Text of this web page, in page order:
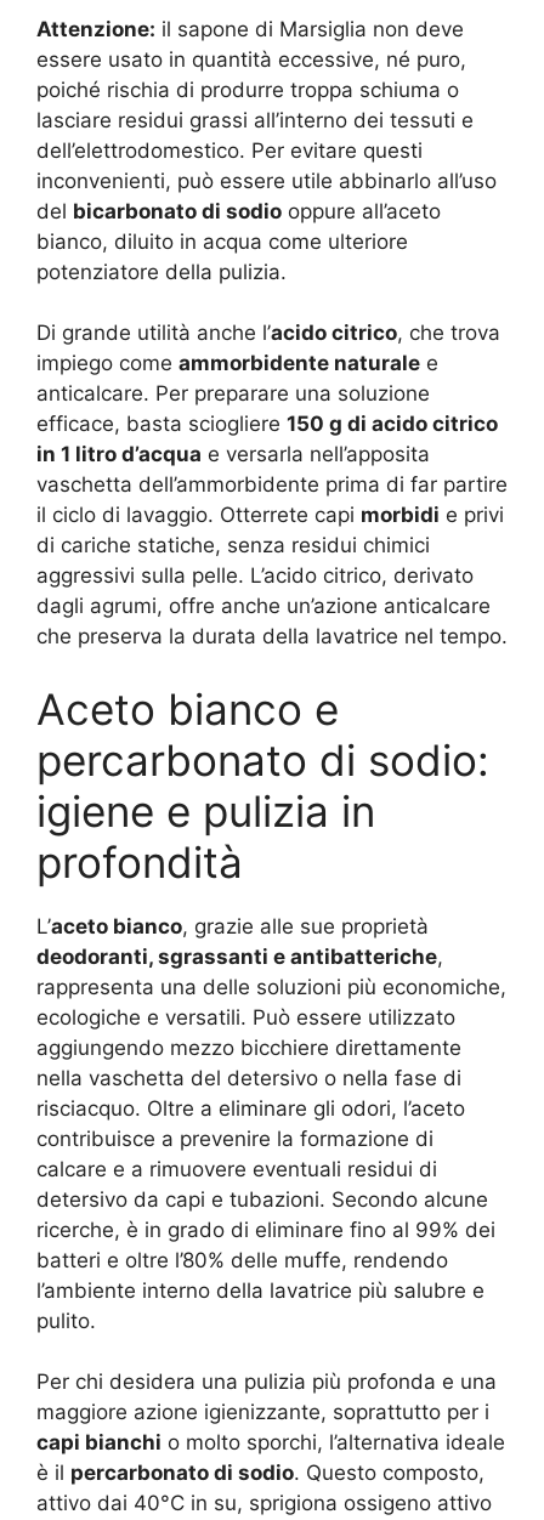
Attenzione: il sapone di Marsiglia non deve
essere usato in quantità eccessive, né puro,
poiché rischia di produrre troppa schiuma o
lasciare residui grassi all’interno dei tessuti e
dell’elettrodomestico. Per evitare questi
inconvenienti, può essere utile abbinarlo all’uso
del bicarbonato di sodio oppure all’aceto
bianco, diluito in acqua come ulteriore
potenziatore della pulizia.
Di grande utilità anche l’acido citrico, che trova
impiego come ammorbidente naturale e
anticalcare. Per preparare una soluzione
efficace, basta sciogliere 150 g di acido citrico
in 1 litro d’acqua e versarla nell’apposita
vaschetta dell’ammorbidente prima di far partire
il ciclo di lavaggio. Otterrete capi morbidi e privi
di cariche statiche, senza residui chimici
aggressivi sulla pelle. L’acido citrico, derivato
dagli agrumi, offre anche un’azione anticalcare
che preserva la durata della lavatrice nel tempo.
Aceto bianco e
percarbonato di sodio:
igiene e pulizia in
profondità
L’aceto bianco, grazie alle sue proprietà
deodoranti, sgrassanti e antibatteriche,
rappresenta una delle soluzioni più economiche,
ecologiche e versatili. Può essere utilizzato
aggiungendo mezzo bicchiere direttamente
nella vaschetta del detersivo o nella fase di
risciacquo. Oltre a eliminare gli odori, l’aceto
contribuisce a prevenire la formazione di
calcare e a rimuovere eventuali residui di
detersivo da capi e tubazioni. Secondo alcune
ricerche, è in grado di eliminare fino al 99% dei
batteri e oltre l’80% delle muffe, rendendo
l’ambiente interno della lavatrice più salubre e
pulito.
Per chi desidera una pulizia più profonda e una
maggiore azione igienizzante, soprattutto per i
capi bianchi o molto sporchi, l’alternativa ideale
è il percarbonato di sodio. Questo composto,
attivo dai 40°C in su, sprigiona ossigeno attivo